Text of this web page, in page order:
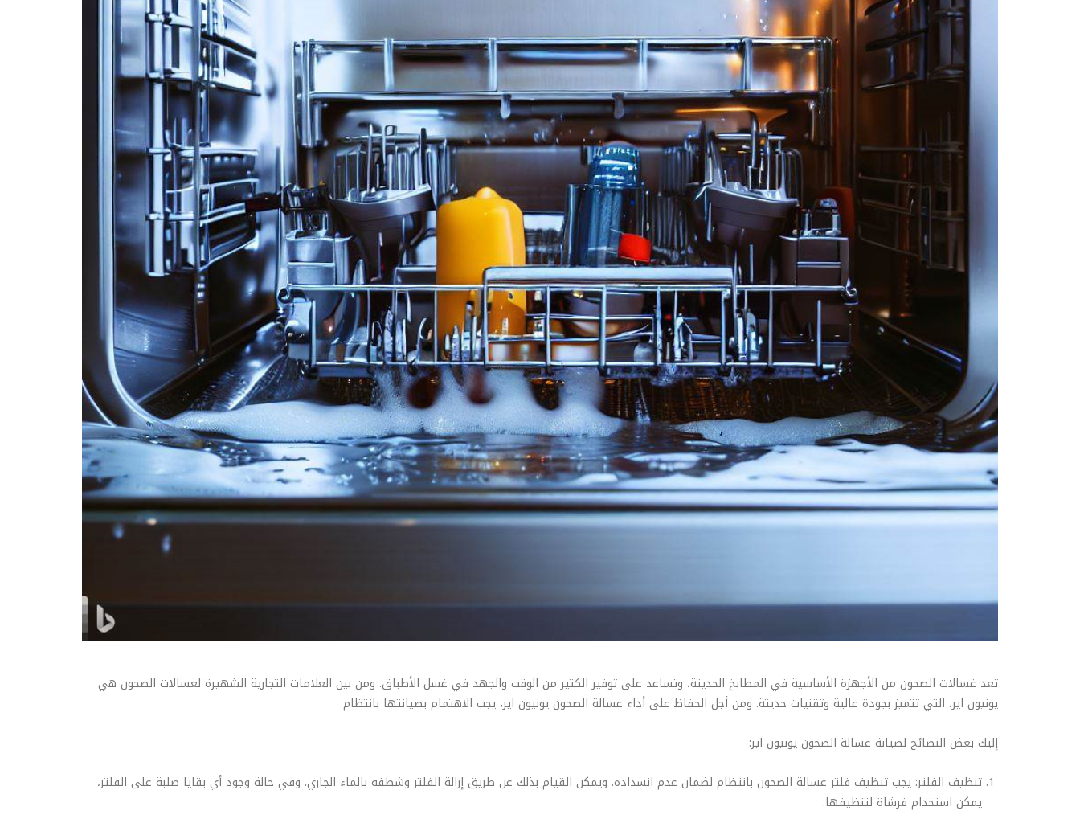
تعد غسالات الصحون من الأجهزة الأساسية في المطابخ الحديثة، وتساعد على توفير الكثير من الوقت والجهد في غسل الأطباق. ومن بين العلامات التجارية الشهيرة لغسالات الصحون هي
يونيون اير، التي تتميز بجودة عالية وتقنيات حديثة. ومن أجل الحفاظ على أداء غسالة الصحون يونيون اير، يجب الاهتمام بصيانتها بانتظام.
إليك بعض النصائح لصيانة غسالة الصحون يونيون اير:
تنظيف الفلتر: يجب تنظيف فلتر غسالة الصحون بانتظام لضمان عدم انسداده. ويمكن القيام بذلك عن طريق إزالة الفلتر وشطفه بالماء الجاري. وفي حالة وجود أي بقايا صلبة على الفلتر،
يمكن استخدام فرشاة لتنظيفها.